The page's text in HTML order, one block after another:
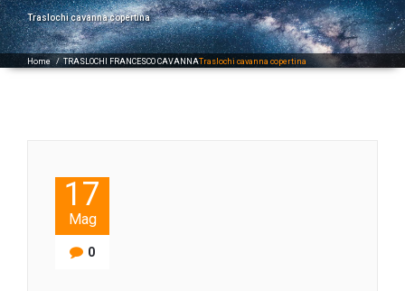
Traslochi cavanna copertina
Home/ TRASLOCHI FRANCESCO CAVANNATraslochi cavanna copertina
17
Mag
0